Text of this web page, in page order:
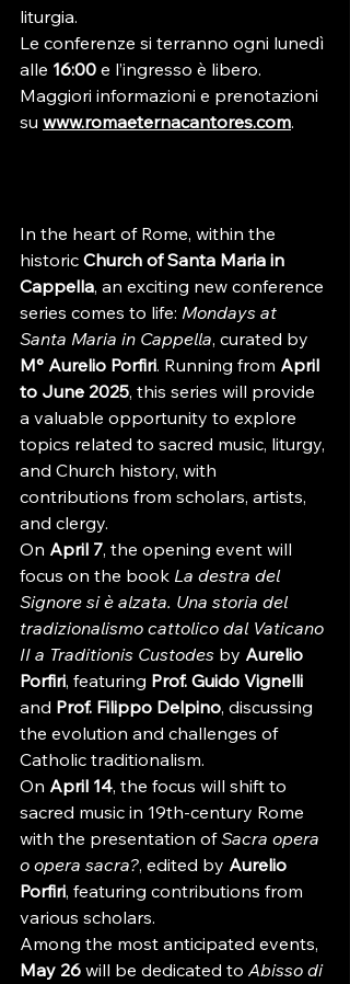
liturgia.
Le conferenze si terranno ogni lunedì
alle 16:00 e l’ingresso è libero.
Maggiori informazioni e prenotazioni
su www.romaeternacantores.com.
In the heart of Rome, within the
historic Church of Santa Maria in
Cappella, an exciting new conference
series comes to life: Mondays at
Santa Maria in Cappella, curated by
M° Aurelio Porfiri. Running from April
to June 2025, this series will provide
a valuable opportunity to explore
topics related to sacred music, liturgy,
and Church history, with
contributions from scholars, artists,
and clergy.
On April 7, the opening event will
focus on the book La destra del
Signore si è alzata. Una storia del
tradizionalismo cattolico dal Vaticano
II a Traditionis Custodes by Aurelio
Porfiri, featuring Prof. Guido Vignelli
and Prof. Filippo Delpino, discussing
the evolution and challenges of
Catholic traditionalism.
On April 14, the focus will shift to
sacred music in 19th-century Rome
with the presentation of Sacra opera
o opera sacra?, edited by Aurelio
Porfiri, featuring contributions from
various scholars.
Among the most anticipated events,
May 26 will be dedicated to Abisso di